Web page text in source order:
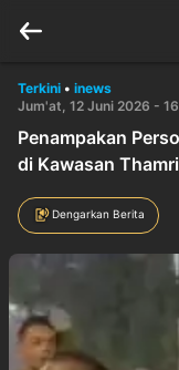
Terkini • inews
Jum'at, 12 Juni 2026 -
Penampakan
di Kawasan
Dengarkan Berita